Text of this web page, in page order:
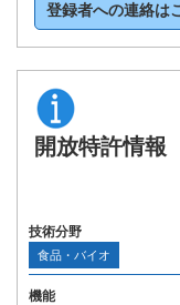
登録者への連絡は
開放特許情報
技術分野
食品・バイオ
機能